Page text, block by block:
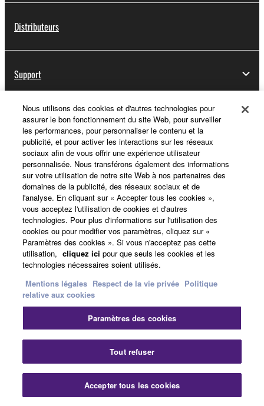
Distributeurs
Support
Yamaha Music ID - Enregistrement
A propos de Yamaha
France - French
Professionnel
Nous contacterConditions d'utilisation
Respect de la vie privéePolitique relative aux cookies
Mentions légales
Nous utilisons des cookies et d'autres technologies pour
assurer le bon fonctionnement du site Web, pour surveiller
les performances, pour personnaliser le contenu et la
publicité, et pour activer les interactions sur les réseaux
sociaux afin de vous offrir une expérience utilisateur
personnalisée. Nous transférons également des informations
sur votre utilisation de notre site Web à nos partenaires des
domaines de la publicité, des réseaux sociaux et de
l'analyse. En cliquant sur « Accepter tous les cookies »,
vous acceptez l'utilisation de cookies et d'autres
technologies. Pour plus d'informations sur l'utilisation des
cookies ou pour modifier vos paramètres, cliquez sur «
Paramètres des cookies ». Si vous n'acceptez pas cette
utilisation, cliquez ici pour que seuls les cookies et les
technologies nécessaires soient utilisés.
Mentions légales Respect de la vie privée Politique
relative aux cookies
Paramètres des cookies
Tout refuser
Accepter tous les cookies